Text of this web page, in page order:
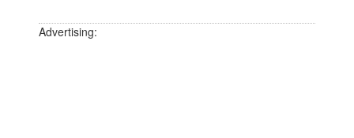
Advertising: